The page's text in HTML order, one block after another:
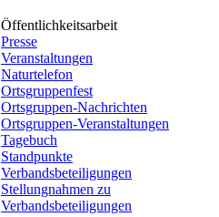
Öffentlichkeitsarbeit
Presse
Veranstaltungen
Naturtelefon
Ortsgruppenfest
Ortsgruppen-Nachrichten
Ortsgruppen-Veranstaltungen
Tagebuch
Standpunkte
Verbandsbeteiligungen
Stellungnahmen zu
Verbandsbeteiligungen